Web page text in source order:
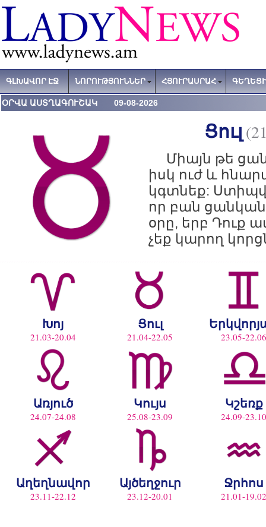
ԳԼԽԱՎՈՐ ԷՋ ՆՈՐՈՒԹՅՈՒՆՆԵՐ ՀՅՈՒՐԱՍՐԱՀ
ՕՐՎԱ ԱՍՏՂԱԳՈՒՇԱԿ 09-08-2026
Ցուլ
Միայն թե
իսկ ուժ և
կգտնեք:
որ բան
օրը, երբ Դուք
չեք կարող
Խոյ
21.03-20.04
Ցուլ
21.04-22.05 23.05-22.06
Առյուծ
24.07-24.08
Կույս
25.08-23.09
Կշեռք
24.09-23.10
Աղեղնավոր
23.11-22.12
Այծեղջուր
23.12-20.01
Ջրհոս
21.01-19.02